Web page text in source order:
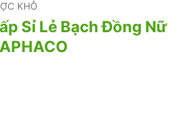
KHÔ
Sỉ Lẻ Bạch Đồng Nữ